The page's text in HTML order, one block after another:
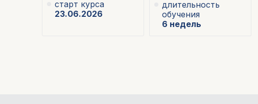
длительность
обучения
6 недель
старт курса
23.06.2026